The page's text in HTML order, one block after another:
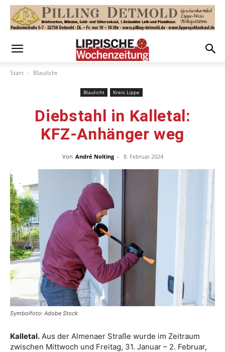
Start Blaulicht
Blaulicht Kreis Lippe
Diebstahl in Kalletal:
KFZ-Anhänger weg
Von André Nolting - 8. Februar 2024
Symbolfoto: Adobe Stock
Kalletal. Aus der Almenaer Straße wurde im Zeitraum
zwischen Mittwoch und Freitag, 31. Januar – 2. Februar,